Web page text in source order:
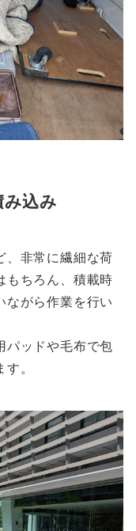
込み
、非常に繊細な荷
もちろん、積載時
ながら作業を行い
パッドや毛布で包
。